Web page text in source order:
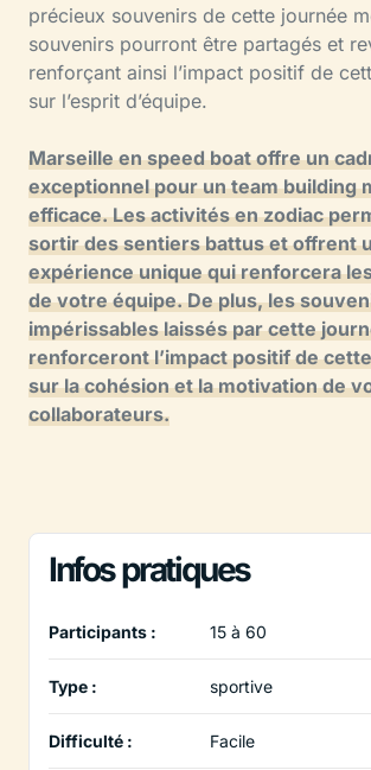
précieux souvenirs de cette journée
souvenirs pourront être partagés et
renforçant ainsi l’impact positif de
sur l’esprit d’équipe.
Marseille en speed boat offre un
exceptionnel pour un team building
efficace. Les activités en zodiac
sortir des sentiers battus et offrent
expérience unique qui renforcera
de votre équipe. De plus, les
impérissables laissés par cette
renforceront l’impact positif de
sur la cohésion et la motivation de
collaborateurs.
Infos pratiques
Participants : 15 à 60
Type : sportive
Difficulté : Facile